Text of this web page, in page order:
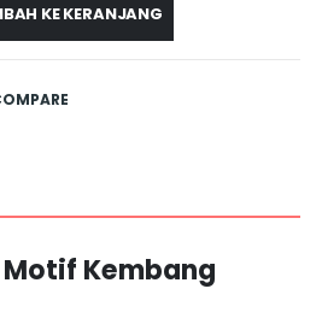
KE KERANJANG
Kembang